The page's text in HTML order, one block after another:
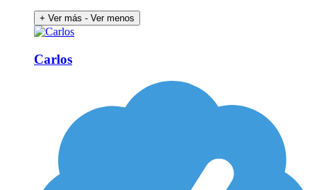
+ Ver más - Ver menos
Carlos